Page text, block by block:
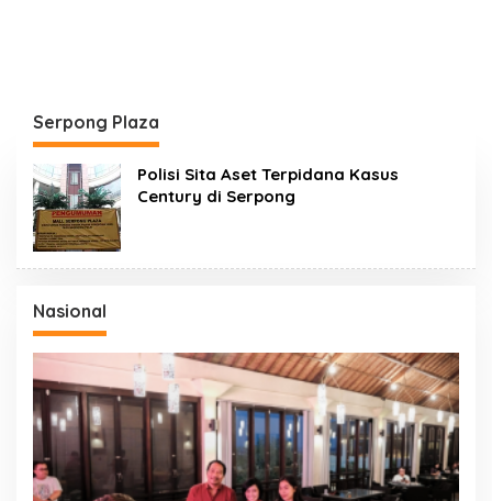
Serpong Plaza
Polisi Sita Aset Terpidana Kasus
Century di Serpong
Nasional